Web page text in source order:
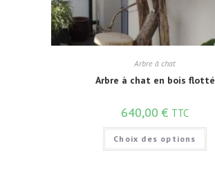
Arbre à chat
Arbre à chat en bois flotté
640,00 € TTC
Choix des options